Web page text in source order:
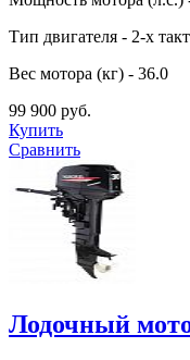
Тип двигателя - 2-х
Вес мотора (кг) - 36.0
99 900 руб.
Купить
Сравнить
Лодочный